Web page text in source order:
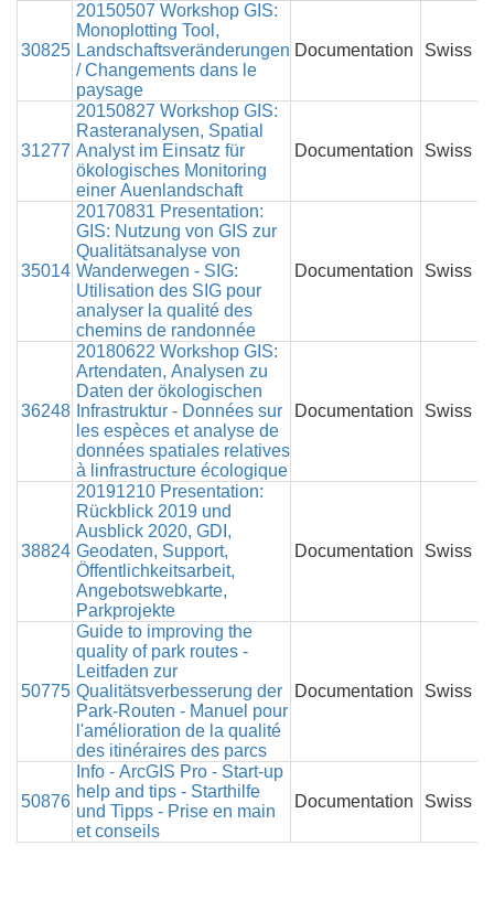
30825
20150507 Workshop GIS:
Monoplotting Tool,
Landschaftsveränderungen
/ Changements dans le
paysage
Documentation Swiss
31277
20150827 Workshop GIS:
Rasteranalysen, Spatial
Analyst im Einsatz für
ökologisches Monitoring
einer Auenlandschaft
Documentation Swiss
35014
20170831 Presentation:
GIS: Nutzung von GIS zur
Qualitätsanalyse von
Wanderwegen - SIG:
Utilisation des SIG pour
analyser la qualité des
chemins de randonnée
Documentation Swiss
36248
20180622 Workshop GIS:
Artendaten, Analysen zu
Daten der ökologischen
Infrastruktur - Données sur
les espèces et analyse de
données spatiales relatives
à linfrastructure écologique
Documentation Swiss
38824
20191210 Presentation:
Rückblick 2019 und
Ausblick 2020, GDI,
Geodaten, Support,
Öffentlichkeitsarbeit,
Angebotswebkarte,
Parkprojekte
Documentation Swiss
50775
Guide to improving the
quality of park routes -
Leitfaden zur
Qualitätsverbesserung der
Park-Routen - Manuel pour
l'amélioration de la qualité
des itinéraires des parcs
Documentation Swiss
50876
Info - ArcGIS Pro - Start-up
help and tips - Starthilfe
und Tipps - Prise en main
et conseils
Documentation Swiss